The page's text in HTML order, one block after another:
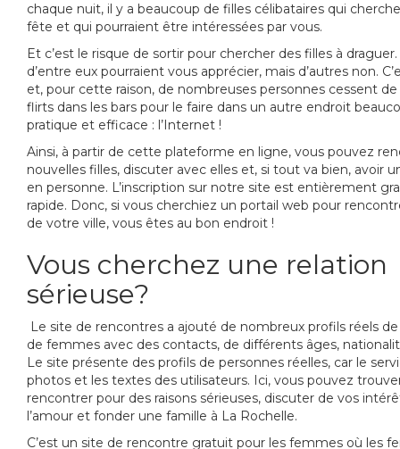
chaque nuit, il y a beaucoup de filles célibataires qui
fête et qui pourraient être intéressées par vous.
Et c’est le risque de sortir pour chercher des filles à
d’entre eux pourraient vous apprécier, mais d’autres non.
et, pour cette raison, de nombreuses personnes cessent
flirts dans les bars pour le faire dans un autre endroit
pratique et efficace : l’Internet !
Ainsi, à partir de cette plateforme en ligne, vous pouvez
nouvelles filles, discuter avec elles et, si tout va bien, avoir
en personne. L’inscription sur notre site est entièrement
rapide. Donc, si vous cherchiez un portail web pour
de votre ville, vous êtes au bon endroit !
Vous cherchez une relation
sérieuse?
Le site de rencontres a ajouté de nombreux profils réels
de femmes avec des contacts, de différents âges,
Le site présente des profils de personnes réelles, car le
photos et les textes des utilisateurs. Ici, vous pouvez
rencontrer pour des raisons sérieuses, discuter de vos
l’amour et fonder une famille à La Rochelle.
C’est un site de rencontre gratuit pour les femmes où les